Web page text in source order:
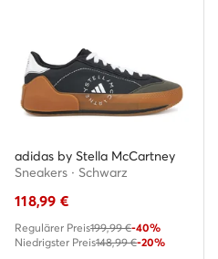
adidas by Stella McCartney
Sneakers · Schwarz
118,99 €
Regulärer Preis199,99 €-40%
Niedrigster Preis148,99 €-20%